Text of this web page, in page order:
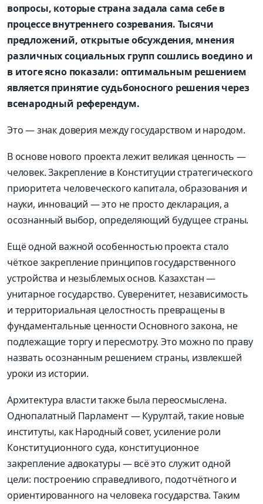
вопросы, которые страна задала сама себе в
процессе внутреннего созревания. Тысячи
предложений, открытые обсуждения, мнения
различных социальных групп сошлись воедино и
в итоге ясно показали: оптимальным решением
является принятие судьбоносного решения через
всенародный референдум.
Это — знак доверия между государством и народом.
В основе нового проекта лежит великая ценность —
человек. Закрепление в Конституции стратегического
приоритета человеческого капитала, образования и
науки, инноваций — это не просто декларация, а
осознанный выбор, определяющий будущее страны.
Ещё одной важной особенностью проекта стало
чёткое закрепление принципов государственного
устройства и незыблемых основ. Казахстан —
унитарное государство. Суверенитет, независимость
и территориальная целостность превращены в
фундаментальные ценности Основного закона, не
подлежащие торгу и пересмотру. Это можно по праву
назвать осознанным решением страны, извлекшей
уроки из истории.
Архитектура власти также была переосмыслена.
Однопалатный Парламент — Курултай, такие новые
институты, как Народный совет, усиление роли
Конституционного суда, конституционное
закрепление адвокатуры — всё это служит одной
цели: построению справедливого, подотчётного и
ориентированного на человека государства. Таким